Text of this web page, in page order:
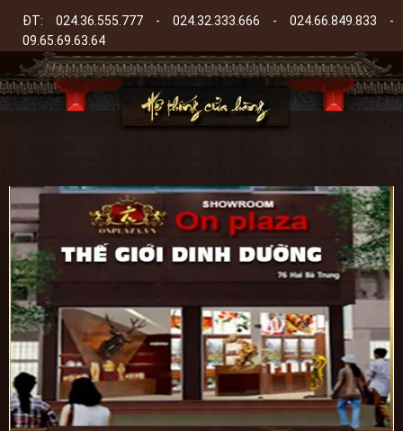
ĐT: 024.36.555.777 - 024.32.333.666 - 024.66.849.833 -
09.65.69.63.64